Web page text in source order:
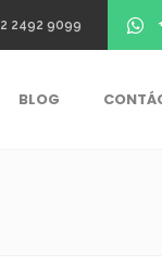
2 2492 9099
BLOG